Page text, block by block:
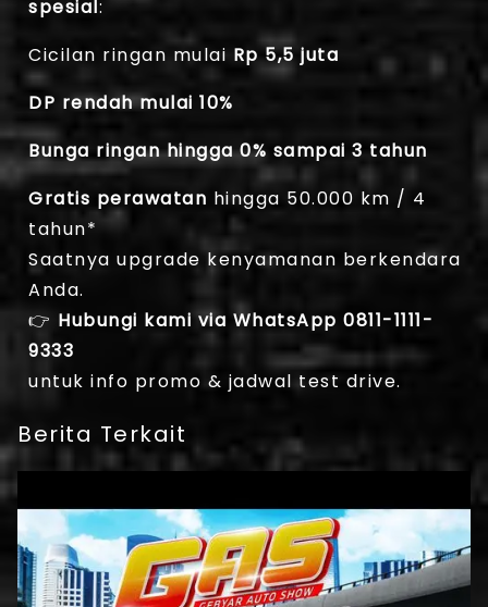
spesial:
Cicilan ringan mulai Rp 5,5 juta
DP rendah mulai 10%
Bunga ringan hingga 0% sampai 3 tahun
Gratis perawatan hingga 50.000 km / 4
tahun*
Saatnya upgrade kenyamanan berkendara
Anda.
👉 Hubungi kami via WhatsApp 0811-1111-
9333
untuk info promo & jadwal test drive.
Berita Terkait